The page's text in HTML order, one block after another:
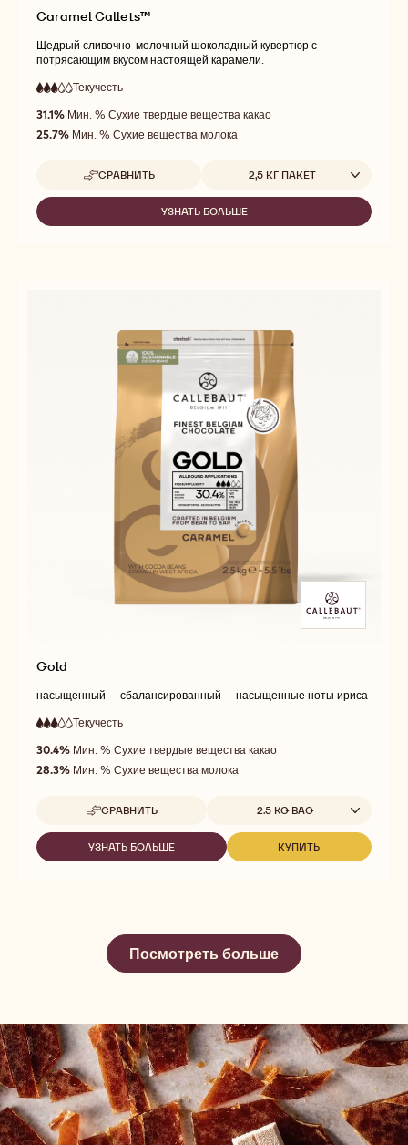
Caramel Callets™
Щедрый сливочно-молочный шоколадный кувертюр с
потрясающим вкусом настоящей карамели.
3
out
of
5
Текучесть
текучесть
31.1% Мин. % Сухие твердые вещества какао
25.7% Мин. % Сухие вещества молока
СРАВНИТЬ
-
CARAMEL
CALLETS™
Доступные размеры
2,5 КГ ПАКЕТ
УЗНАТЬ БОЛЬШЕ
-
Gold
насыщенный — сбалансированный — насыщенные ноты ириса
3
out
of
5
Текучесть
текучесть
30.4% Мин. % Сухие твердые вещества какао
28.3% Мин. % Сухие вещества молока
СРАВНИТЬ
-
GOLD
Доступные размеры
2.5 KG BAG
УЗНАТЬ БОЛЬШЕ
-
КУПИТЬ
-
Посмотреть больше